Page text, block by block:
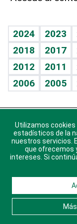
Vida y familia
Eñe
Celebrando la vida
Sin complejos
En pocas palabras
Escuchando al
Economía Personal
TBT Deportivo
Guía del dinero
Horóscopos
Crucigramas
2024 2023
2018
2017
2012
2011
2006
2005
Descarga
© 2021 Diario
Consulta el
nosotros
Utilizamos
estadísticos de la
nuestros servicios.
que ofrecemos
intereses. Si